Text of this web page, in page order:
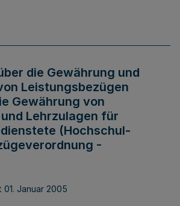
die Gewährung und
Leistungsbezügen
Gewährung von
Lehrzulagen für
(Hochschul-
-
01. Januar 2005